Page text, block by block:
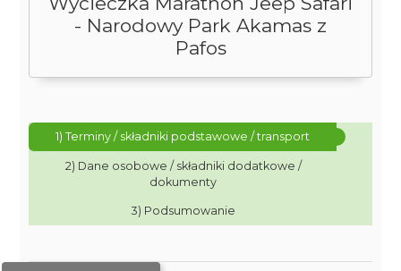
- Narodowy Park Akamas z
Pafos
1) Terminy / składniki podstawowe / transport
2) Dane osobowe / składniki dodatkowe /
dokumenty
3) Podsumowanie